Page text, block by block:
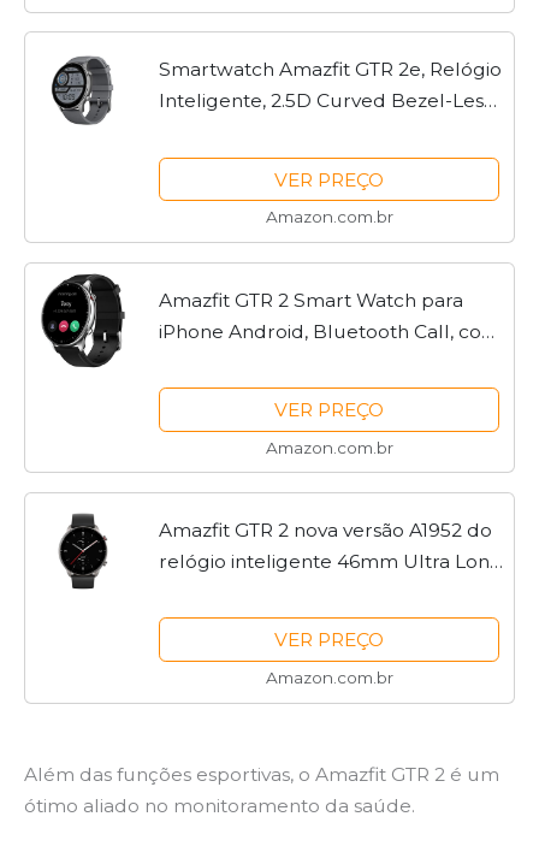
Smartwatch Amazfit GTR 2e, Relógio
Inteligente, 2.5D Curved Bezel-Less
Display, SpO2 & Stress Monitor, GPS
integrado, Bateria...
VER PREÇO
Amazon.com.br
Amazfit GTR 2 Smart Watch para
iPhone Android, Bluetooth Call, com
dias de duração da bateria, à prova
d'água, Clássico
VER PREÇO
Amazon.com.br
Amazfit GTR 2 nova versão A1952 do
relógio inteligente 46mm Ultra Long
incorporado para telefones Android
iOS (preto)
VER PREÇO
Amazon.com.br
Além das funções esportivas, o Amazfit GTR 2 é um
ótimo aliado no monitoramento da saúde.